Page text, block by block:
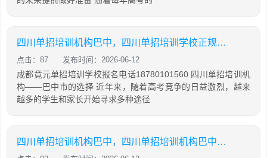
四川单招培训机构巴中，四川单招培训学校正规学校
点击：87 发布时间：2026-06-12
成都竟元单招培训学校报名电话18780101560 四川单招培训机
构——巴中市的选择 近年来，随着高考竞争的日益激烈，越来
越多的学生和家长开始寻求多种途径
四川单招培训机构巴中，四川单招培训机构巴中有几家